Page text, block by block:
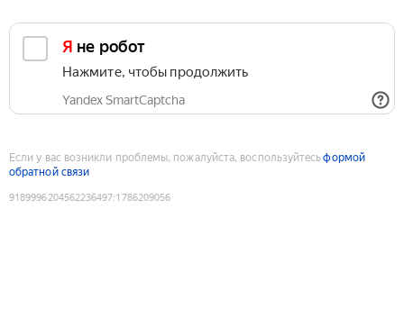
Я не робот
Нажмите, чтобы продолжить
Yandex SmartCaptcha
Если у вас возникли проблемы, пожалуйста, воспользуйтесьформой
обратной связи
9189996204562236497:1786209056